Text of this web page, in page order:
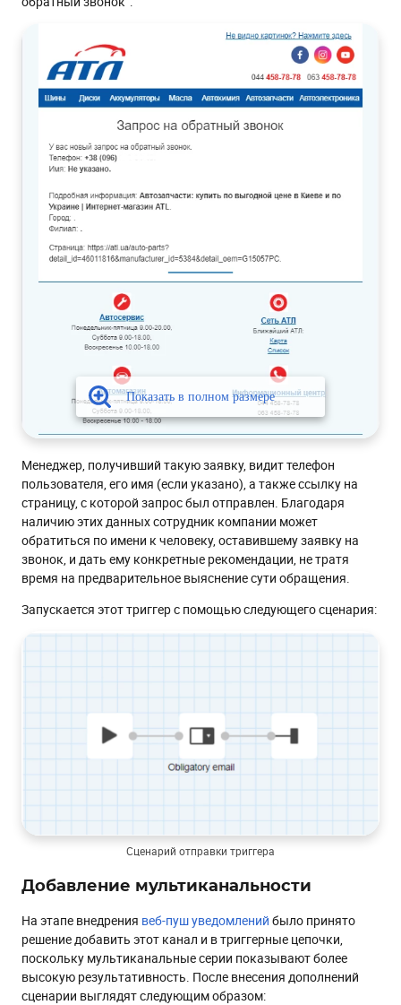
Менеджер, получивший такую заявку, видит телефон
пользователя, его имя (если указано), а также ссылку на
страницу, с которой запрос был отправлен. Благодаря
наличию этих данных сотрудник компании может
обратиться по имени к человеку, оставившему заявку на
звонок, и дать ему конкретные рекомендации, не тратя
время на предварительное выяснение сути обращения.
Запускается этот триггер с помощью следующего сценария:
Cценарий отправки триггера
Добавление мультиканальности
На этапе внедрения веб-пуш уведомлений было принято
решение добавить этот канал и в триггерные цепочки,
поскольку мультиканальные серии показывают более
высокую результативность. После внесения дополнений
сценарии выглядят следующим образом: